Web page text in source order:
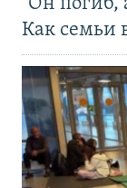
"Он погиб,
Как семьи